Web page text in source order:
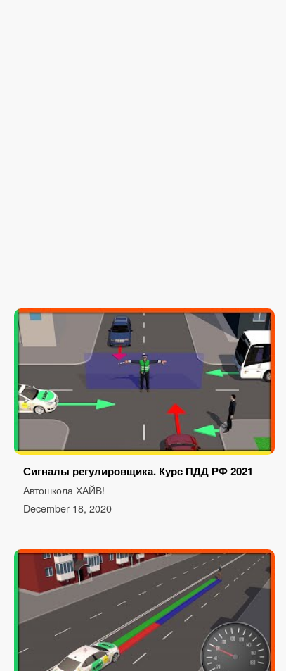
Сигналы регулировщика. Курс ПДД РФ 2021
Автошкола ХАЙВ!
December 18, 2020